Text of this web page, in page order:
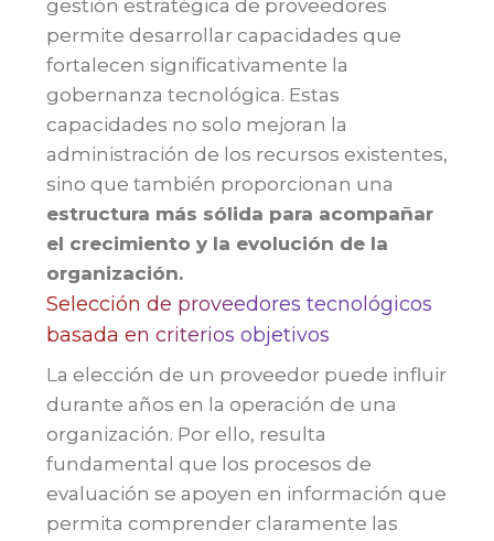
gestión estratégica de proveedores
permite desarrollar capacidades que
fortalecen significativamente la
gobernanza tecnológica. Estas
capacidades no solo mejoran la
administración de los recursos existentes,
sino que también proporcionan una
estructura más sólida para acompañar
el crecimiento y la evolución de la
organización.
Selección de proveedores tecnológicos
basada en criterios objetivos
La elección de un proveedor puede influir
durante años en la operación de una
organización. Por ello, resulta
fundamental que los procesos de
evaluación se apoyen en información que
permita comprender claramente las